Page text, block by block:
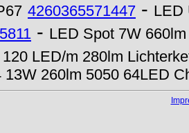
4260365571447 - LED
- LED Spot 7W
LED/m 280lm
13W 260lm 5050 64LED